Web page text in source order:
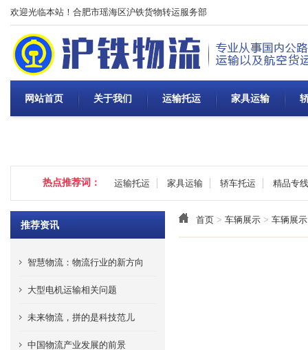
欢迎光临本站！合肥市瑶海区沪铁货物转运服务部
网站首页 关于我们 运输托运 家具运输
热点推荐词： 运输托运 家具运输 轿车托运 精品专线
首页 > 车辆展示 > 车辆展示
推荐资讯
智慧物流：物流行业的新方向
大型电机运输相关问题
未来物流，拼的是科技范儿
中国物流产业发展的前景